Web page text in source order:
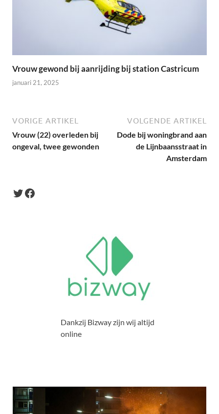
Vrouw gewond bij aanrijding bij station Castricum
januari 21, 2025
VORIGE ARTIKEL
Vrouw (22) overleden bij
ongeval, twee gewonden
VOLGENDE ARTIKEL
Dode bij woningbrand aan
de Lijnbaansstraat in
Amsterdam
Dankzij Bizway zijn wij altijd
online